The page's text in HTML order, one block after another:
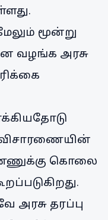
மூன்று
வழங்க அரசு
கொலை
அரசு தரப்பு